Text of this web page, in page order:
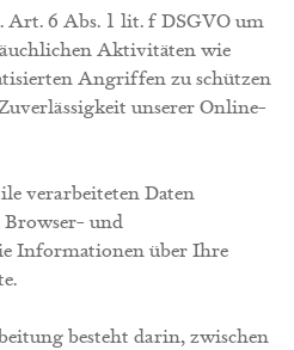
Art. 6 Abs. 1 lit. f DSGVO um
Aktivitäten wie
Angriffen zu schützen
unserer Online-
verarbeiteten Daten
Browser- und
Informationen über Ihre
besteht darin, zwischen